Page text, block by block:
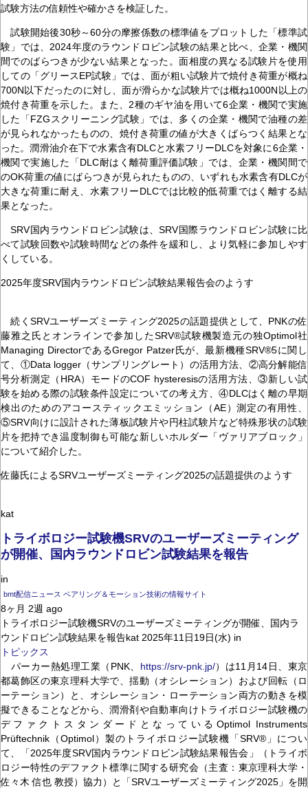
試験方法の信頼性や確かさを検証した。
試験開始後30秒～60分の摩擦係数の標準値をプロットした「標準試
験」では、2024年度のラウンドロビン試験の結果と比べ、企業・機関
間でのばらつきが少ない結果となった。面相度の異なる試験片を使用
しての「グリースEP試験」では、面が粗い試験片で焼付き荷重が概ね
700N以下だったのに対し、面が滑らかな試験片では概ね1000N以上の
焼付き荷重を示した。また、2種のギヤ油を用いて6企業・機関で実施
した「FZGスクリーニング試験」では、多くの企業・機関で油種の差
が見られなかったものの、焼付き荷重の値が大きくばらつく結果とな
った。潤滑油介在下で水素含有DLCと水素フリーDLCを対象に6企業・
機関で実施した「DLC耐はく離荷重評価試験」では、企業・機関間で
のOK荷重の値にばらつきが見られたものの、いずれも水素含有DLCが
大きな荷重に耐え、水素フリーDLCでは比較的低荷重ではく離する結
果となった。
SRV国内ラウンドロビン試験は、SRV国際ラウンドロビン試験に比
べて試験回数や試験時間などの条件を緩和し、より気軽に参加しやす
くしている。
2025年度SRV国内ラウンドロビン試験結果報告会のようす
続くSRVユーザーズミーティング2025の話題提供として、PNKの佐
藤雅之氏とオンラインで参加したSRV®試験機製造元の独Optimol社
Managing DirectorであるGregor Patzer氏が、最新機種SRV®5に関し
て、①Data logger（サンプリングレート）の活用方法、②高分解能信
号分析測定（HRA）モードのCOF hysteresisの活用方法、③新しい試
験を始める際の試験条件設定についての考え方、④DLCはく離の早期
検出のためのアコースティックエミッション（AE）測定の有用性、
⑤SRV向けに設計された薄板試験片や円柱試験片など特殊形状の試験
片を把持でき温度制御も可能な新しいホルダー「ヴァリアブロック」
について紹介した。
佐藤氏によるSRVユーザーズミーティング2025の話題提供のようす
kat
トライボロジー試験機SRVのユーザーズミーティング
が開催、国内ラウンドロビン試験結果を報告
in
bmt配信ニュース ベアリング＆モーション技術の情報サイト
8ヶ月 2週 ago
トライボロジー試験機SRVのユーザーズミーティングが開催、国内ラ
ウンドロビン試験結果を報告kat 2025年11日19日(水) in
トピックス
パーカー熱処理工業（PNK、 https://srv-pnk.jp/）は11月14日、東京
都葛飾区の東京理科大学で、揺動（オシレーション）および回転（ロ
ーテーション）と、オシレーション・ローテーション両方の動きを模
擬できることなどから、潤滑剤や自動車向けトライボロジー試験機の
デファクトスタンダードとなっているOptimol Instruments
Prüftechnik（Optimol）製のトライボロジー試験機「SRV®」につい
て、「2025年度SRV国内ラウンドロビン試験結果報告会」（トライボ
ロジー特性のデファクト標準に関する研究会（主査：東京理科大学・
佐々木 信也 教授）協力）と「SRVユーザーズミーティング2025」を開